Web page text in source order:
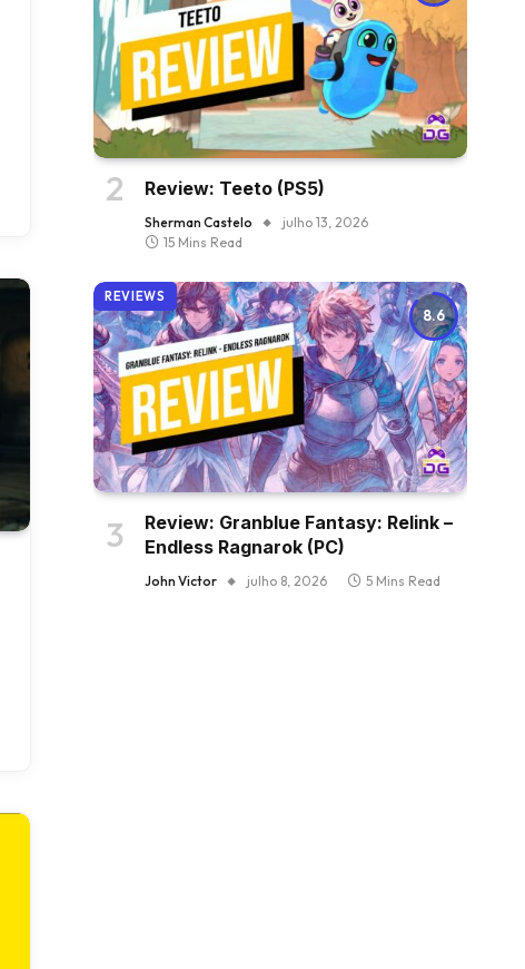
Review: Teeto (PS5)
Sherman Castelo
julho 13, 2026
15 Mins Read
8.6
REVIEWS
Review: Granblue Fantasy: Relink –
Endless Ragnarok (PC)
John Victor julho 8, 2026 5 Mins Read